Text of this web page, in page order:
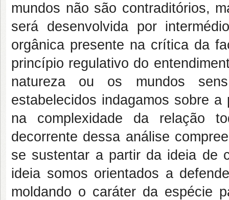
mundos não são contraditórios,
será desenvolvida por
orgânica presente na crítica da
princípio regulativo do
natureza ou os mundos
estabelecidos indagamos sobre
na complexidade da relação
decorrente dessa análise
se sustentar a partir da ideia de
ideia somos orientados a
moldando o caráter da espécie